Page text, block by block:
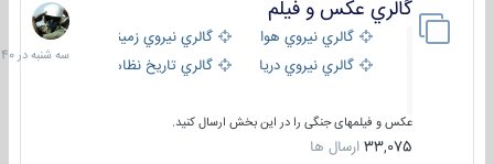
گالري عكس و فيلم
گالري نيروي هوايي
گالري نيروي زميني
گالري نيروي دريايي
گالري تاریخ نظامی
عکس و فیلمهای جنگی را در این بخش ارسال کنید.
33,075 ارسال ها
سه
شنبه
در